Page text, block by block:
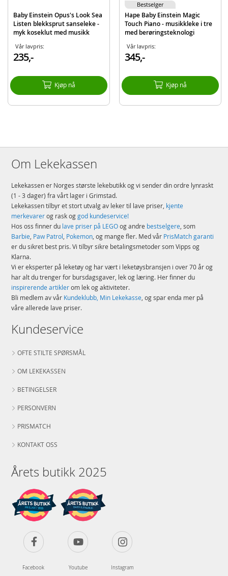
Baby Einstein Opus's Look Sea
Listen blekksprut sanseleke -
myk koseklut med musikk
Vår lavpris:
235,-
Kjøp nå
Hape Baby Einstein Magic
Touch Piano - musikkleke i tre
med berøringsteknologi
Vår lavpris:
345,-
Kjøp nå
Bestselger
Om Lekekassen
Lekekassen er Norges største lekebutikk og vi sender din ordre lynraskt
(1 - 3 dager) fra vårt lager i Grimstad.
Lekekassen tilbyr et stort utvalg av leker til lave priser, kjente
merkevarerog rask oggod kundeservice!
Hos oss finner du lave priser på LEGOog andre bestselgere, som
Barbie, Paw Patrol, Pokemon, og mange fler. Med vår PrisMatch garanti
er du sikret best pris. Vi tilbyr sikre betalingsmetoder som Vipps og
Klarna.
Vi er eksperter på leketøy og har vært i leketøysbransjen i over 70 år og
har alt du trenger for bursdagsgaver, lek og læring. Her finner du
inspirerende artiklerom lek og aktiviteter.
Bli medlem av vår Kundeklubb, Min Lekekasse, og spar enda mer på
våre allerede lave priser.
Kundeservice
OFTE STILTE SPØRSMÅL
OM LEKEKASSEN
BETINGELSER
PERSONVERN
PRISMATCH
KONTAKT OSS
Årets butikk 2025
Facebook Youtube Instagram